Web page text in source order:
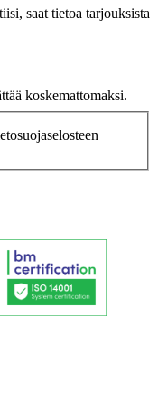
saat tietoa tarjouksista
koskemattomaksi.